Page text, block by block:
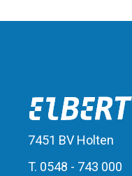
7451 BV Holten
T. 0548 - 743 000